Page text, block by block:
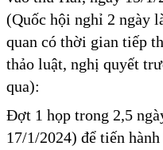
(Quốc hội nghỉ 2 ngày
quan có thời gian tiếp
thảo luật, nghị quyết
qua):
Đợt 1 họp trong 2,5
17/1/2024) để tiến